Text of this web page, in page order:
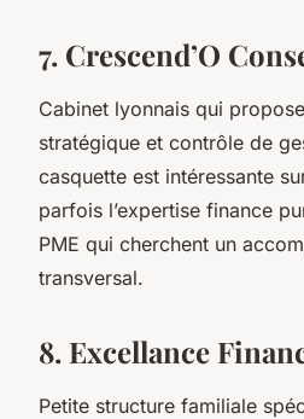
7. Crescend’O
Cabinet lyonnais qui
stratégique et contrôle de
casquette est intéressante
parfois l’expertise finance
PME qui cherchent un
transversal.
8. Excellance
Petite structure familiale